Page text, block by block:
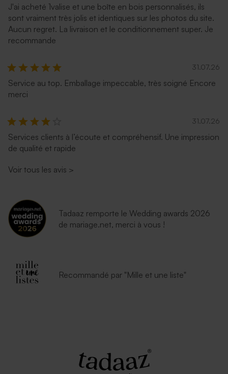
J'ai acheté 1valise et une boîte en bois personnalisés, ils
sont vraiment très jolis et identiques sur les photos du site.
Aucun regret. La livraison et le conditionnement super. Je
recommande
31.07.26
Service au top. Emballage impeccable, très soigné Encore
merci
31.07.26
Services clients à l’écoute et compréhensif. Une impression
de qualité et rapide
Voir tous les avis >
Tadaaz remporte le Wedding awards 2026
de mariage.net, merci à vous !
Recommandé par "Mille et une liste"